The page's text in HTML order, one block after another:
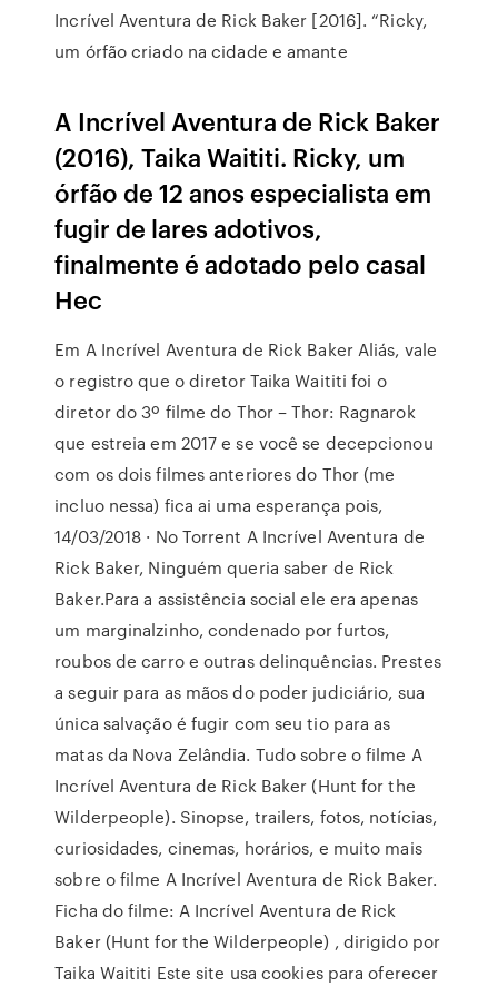
Incrível Aventura de Rick Baker [2016]. “Ricky,
um órfão criado na cidade e amante
A Incrível Aventura de Rick Baker
(2016), Taika Waititi. Ricky, um
órfão de 12 anos especialista em
fugir de lares adotivos,
finalmente é adotado pelo casal
Hec
Em A Incrível Aventura de Rick Baker Aliás, vale
o registro que o diretor Taika Waititi foi o
diretor do 3º filme do Thor – Thor: Ragnarok
que estreia em 2017 e se você se decepcionou
com os dois filmes anteriores do Thor (me
incluo nessa) fica ai uma esperança pois,
14/03/2018 · No Torrent A Incrível Aventura de
Rick Baker, Ninguém queria saber de Rick
Baker.Para a assistência social ele era apenas
um marginalzinho, condenado por furtos,
roubos de carro e outras delinquências. Prestes
a seguir para as mãos do poder judiciário, sua
única salvação é fugir com seu tio para as
matas da Nova Zelândia. Tudo sobre o filme A
Incrível Aventura de Rick Baker (Hunt for the
Wilderpeople). Sinopse, trailers, fotos, notícias,
curiosidades, cinemas, horários, e muito mais
sobre o filme A Incrível Aventura de Rick Baker.
Ficha do filme: A Incrível Aventura de Rick
Baker (Hunt for the Wilderpeople) , dirigido por
Taika Waititi Este site usa cookies para oferecer